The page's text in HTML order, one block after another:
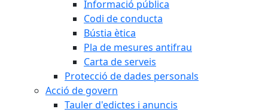
Informació pública
Codi de conducta
Bústia ètica
Pla de mesures antifrau
Carta de serveis
Protecció de dades personals
Acció de govern
Tauler d'edictes i anuncis